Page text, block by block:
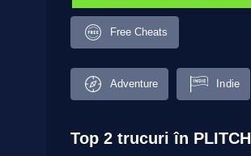
Free Cheats
Adventure Indie
Top 2 trucuri în PLITCH